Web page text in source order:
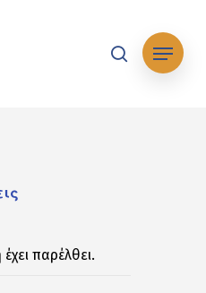
searchΜενού
παρέλθει.